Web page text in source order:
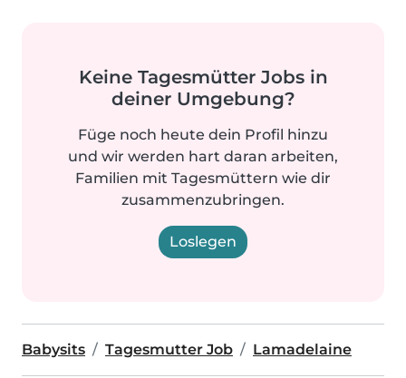
Keine Tagesmütter Jobs in
deiner Umgebung?
Füge noch heute dein Profil hinzu
und wir werden hart daran arbeiten,
Familien mit Tagesmüttern wie dir
zusammenzubringen.
Loslegen
Babysits Tagesmutter Job Lamadelaine